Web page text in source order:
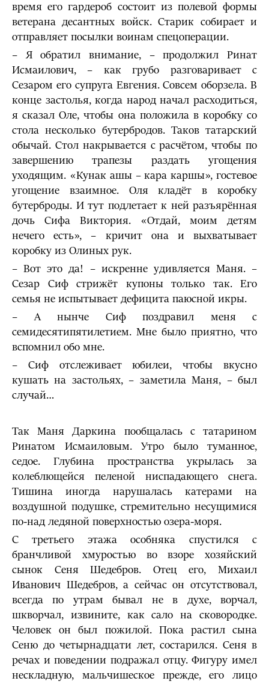
время его гардероб состоит из полевой формы
ветерана десантных войск. Старик собирает и
отправляет посылки воинам спецоперации.
– Я обратил внимание, – продолжил Ринат
Исмаилович, – как грубо разговаривает с
Сезаром его супруга Евгения. Совсем оборзела. В
конце застолья, когда народ начал расходиться,
я сказал Оле, чтобы она положила в коробку со
стола несколько бутербродов. Таков татарский
обычай. Стол накрывается с расчётом, чтобы по
завершению трапезы раздать угощения
уходящим. «Кунак ашы – кара каршы», гостевое
угощение взаимное. Оля кладёт в коробку
бутерброды. И тут подлетает к ней разъярённая
дочь Сифа Виктория. «Отдай, моим детям
нечего есть», – кричит она и выхватывает
коробку из Олиных рук.
– Вот это да! – искренне удивляется Маня. –
Сезар Сиф стрижёт купоны только так. Его
семья не испытывает дефицита паюсной икры.
– А нынче Сиф поздравил меня с
семидесятипятилетием. Мне было приятно, что
вспомнил обо мне.
– Сиф отслеживает юбилеи, чтобы вкусно
кушать на застольях, – заметила Маня, – был
случай…
Так Маня Даркина пообщалась с татарином
Ринатом Исмаиловым. Утро было туманное,
седое. Глубина пространства укрылась за
колеблющейся пеленой ниспадающего снега.
Тишина иногда нарушалась катерами на
воздушной подушке, стремительно несущимися
по-над ледяной поверхностью озера-моря.
С третьего этажа особняка спустился с
бранчливой хмуростью во взоре хозяйский
сынок Сеня Шедебров. Отец его, Михаил
Иванович Шедебров, а сейчас он отсутствовал,
всегда по утрам бывал не в духе, ворчал,
шкворчал, извините, как сало на сковородке.
Человек он был пожилой. Пока растил сына
Сеню до четырнадцати лет, состарился. Сеня в
речах и поведении подражал отцу. Фигуру имел
нескладную, мальчишеское прежде, его лицо